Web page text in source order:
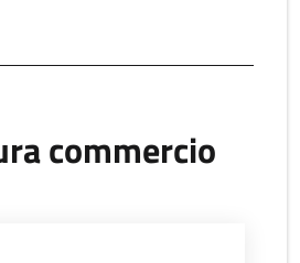
commercio